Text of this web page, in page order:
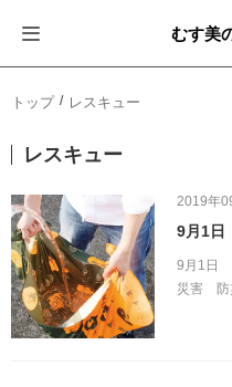
むす美
トップ レスキュー
レスキュー
2019年
9月1日
9月1日
災害
イベント・キャンペーン
新商品
メディア情報
その他
エコバッグ
おしゃれコーデバッグ
収納にもなるバッグ
箱を包む
お酒を包む
一番人気「花包み」
簡単「バッグアレンジ」
ファッション
インテリア
アウトドア
雨の日
卒業・入学
退職・異動
結婚
出産